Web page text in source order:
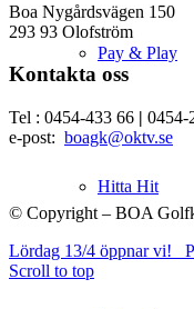
Pay & Play
Hitta Hit
Boa Nygårdsvägen 150
293 93 Olofström
Kontakta oss
Tel : 0454-433 66 | 0454-
e-post: boagk@oktv.se
© Copyright – BOA
Lördag 13/4 öppnar vi!
Scroll to top